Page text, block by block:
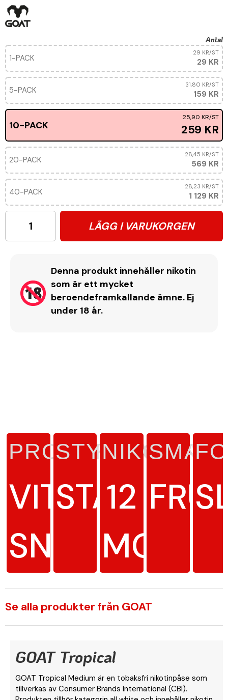
Antal
1-PACK 29 KR
29 KR/ST
5-PACK 159 KR
31,80 KR/ST
10-PACK 259 KR
25,90 KR/ST
20-PACK 569 KR
28,45 KR/ST
40-PACK 1 129 KR
28,23 KR/ST
LÄGG I VARUKORGEN
Denna produkt innehåller nikotin
som är ett mycket
beroendeframkallande ämne. Ej
under 18 år.
PRODUKTTYP
VITT
SNUS
STYRKA
STARK
12
MG/G
SMAK
Se alla produkter från GOAT
GOAT Tropical
GOAT Tropical Medium är en tobaksfri nikotinpåse som
tillverkas av Consumer Brands International (CBI).